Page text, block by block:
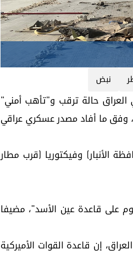
نبض
في العراق حالة ترقب و"تأهب أمني"
وفق ما أفاد مصدر عسكري عراقي
الأنبار) وفيكتوريا (قرب مطار
على قاعدة عين الأسد"، مضيفا
إن قاعدة القوات الأميركية